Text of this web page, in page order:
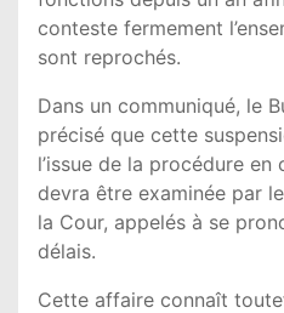
conteste fermement
sont reprochés.
Dans un communiqué, le
précisé que cette
l’issue de la procédure
devra être examinée par
la Cour, appelés à se
délais.
Cette affaire connaît